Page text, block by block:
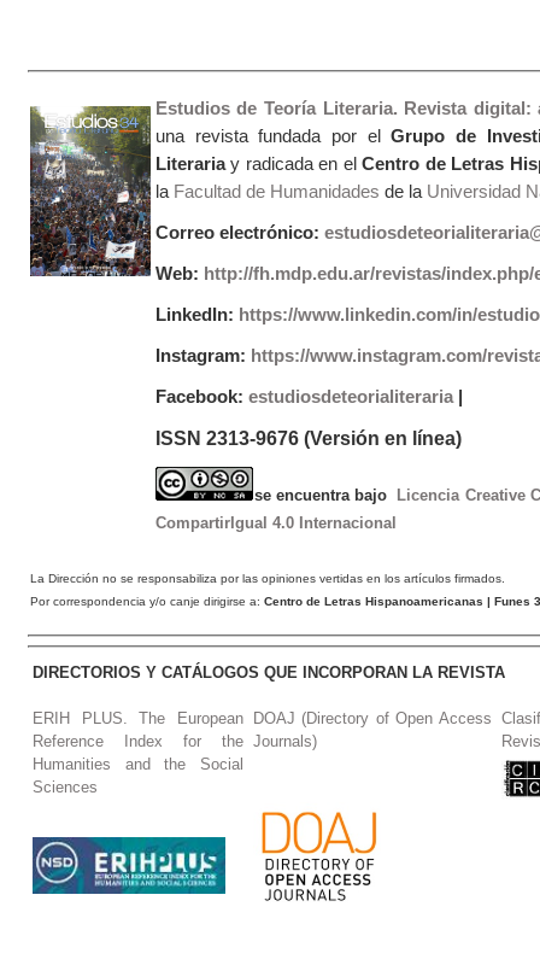
Estudios de Teoría Literaria. Revista
una revista fundada por elGrupo de
Literariay radicada en elCentro de Letras
la Facultad de Humanidades de laUniversidad
Correo electrónico:
Web: http://fh.mdp.edu.ar/revistas/index.php/
LinkedIn: https://www.linkedin.com/in/
Instagram: https://www.instagram.com/
Facebook: estudiosdeteorialiteraria|
ISSN 2313-9676 (Versión en línea)
se encuentra bajo
Licencia Creative
CompartirIgual 4.0 Internacional
La Dirección no se responsabiliza por las opiniones vertidas en los artículos firmados.
Por correspondencia y/o canje dirigirse a: Centro de Letras Hispanoamericanas | Funes
DIRECTORIOS Y CATÁLOGOS QUE INCORPORAN LA REVISTA
ERIH PLUS. The European
Reference Index for the
Humanities and the Social
Sciences
DOAJ (Directory of Open Access
Journals)